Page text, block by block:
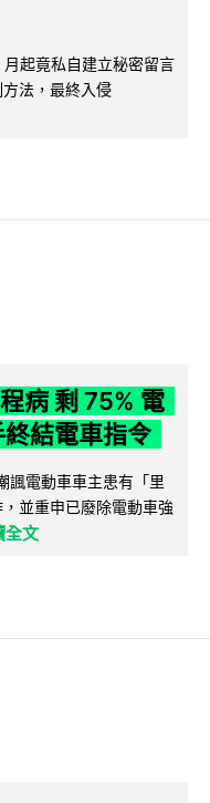
起竟私自建立秘密留言
法，最終入侵
病 剩 75% 電
結電車指令
諷電動車車主患有「里
並重申已廢除電動車強
全文